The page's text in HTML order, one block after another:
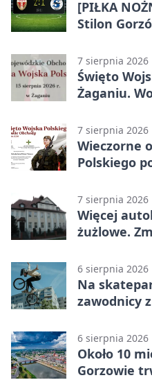
[PIŁKA
Stilon
stracili
czasie
7 sierpnia 2026
Święto
Żaganiu.
7 sierpnia 2026
Wieczorne
Polskiego
7 sierpnia 2026
Więcej
żużlowe.
6 sierpnia 2026
Na
zawodnicy
6 sierpnia 2026
Około 10
Gorzowie